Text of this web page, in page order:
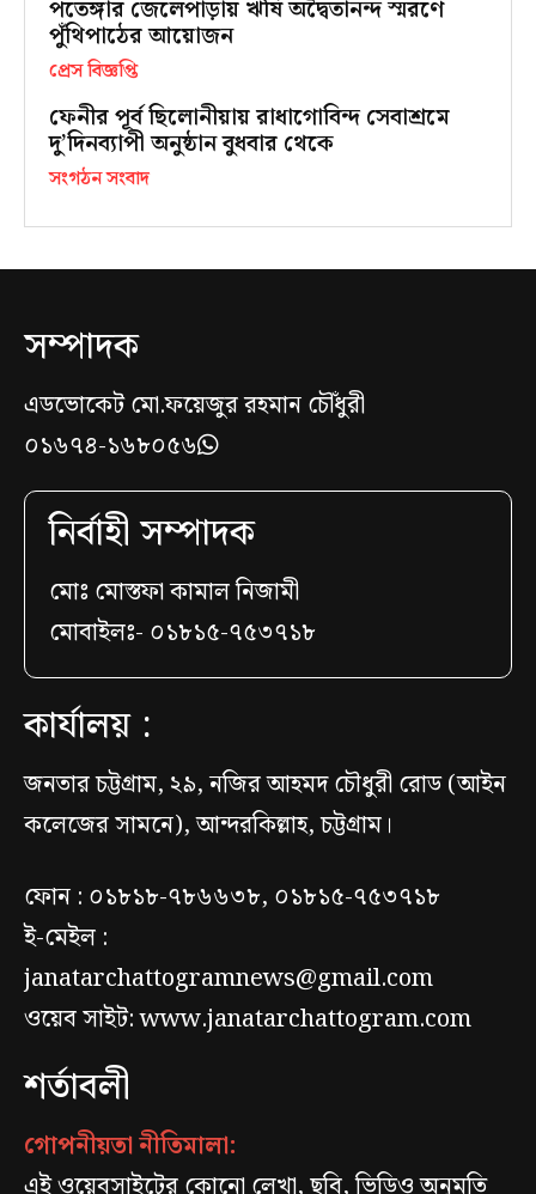
পতেঙ্গার জেলেপাড়ায় ঋষি অদ্বৈতানন্দ স্মরণে
পুঁথিপাঠের আয়োজন
প্রেস বিজ্ঞপ্তি
ফেনীর পূর্ব ছিলোনীয়ায় রাধাগোবিন্দ সেবাশ্রমে
দু’দিনব্যাপী অনুষ্ঠান বুধবার থেকে
সংগঠন সংবাদ
সম্পাদক
এডভোকেট মো.ফয়েজুর রহমান চৌঁধুরী
০১৬৭৪-১৬৮০৫৬
নির্বাহী সম্পাদক
মোঃ মোস্তফা কামাল নিজামী
মোবাইলঃ- ০১৮১৫-৭৫৩৭১৮
কার্যালয় :
জনতার চট্টগ্রাম, ২৯, নজির আহমদ চৌধুরী রোড (আইন
কলেজের সামনে), আন্দরকিল্লাহ, চট্টগ্রাম।
ফোন : ০১৮১৮-৭৮৬৬৩৮, ০১৮১৫-৭৫৩৭১৮
ই-মেইল :
janatarchattogramnews@gmail.com
ওয়েব সাইট: www.janatarchattogram.com
শর্তাবলী
গোপনীয়তা নীতিমালা:
এই ওয়েবসাইটের কোনো লেখা, ছবি, ভিডিও অনুমতি